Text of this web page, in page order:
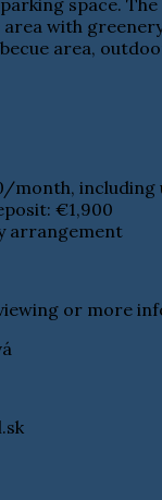
space.
with
area,
month, including
€1,900
arrangement
or more